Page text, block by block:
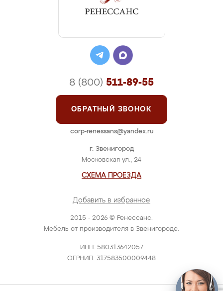
2015 - 2026 © Ренессанс.
Мебель от производителя в Звенигороде.
ИНН: 580313642057
ОГРНИП: 317583500009448
г. Звенигород
Московская ул., 24
СХЕМА ПРОЕЗДА
Добавить в избранное
8 (800) 511-89-55
ОБРАТНЫЙ ЗВОНОК
corp-renessans@yandex.ru